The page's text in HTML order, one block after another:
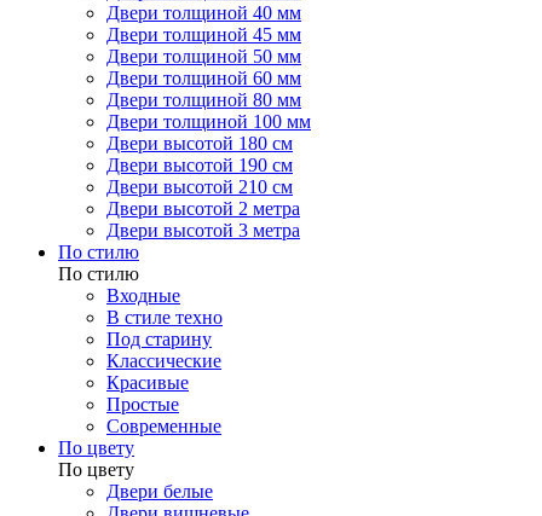
Двери толщиной 40 мм
Двери толщиной 45 мм
Двери толщиной 50 мм
Двери толщиной 60 мм
Двери толщиной 80 мм
Двери толщиной 100 мм
Двери высотой 180 см
Двери высотой 190 см
Двери высотой 210 см
Двери высотой 2 метра
Двери высотой 3 метра
По стилю
По стилю
Входные
В стиле техно
Под старину
Классические
Красивые
Простые
Современные
По цвету
По цвету
Двери белые